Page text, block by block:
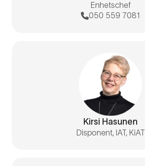
Enhetschef
050 559 7081
Kirsi Hasunen
Disponent, IAT, KiAT